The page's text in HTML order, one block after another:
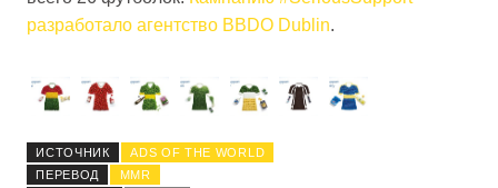
разработало агентство BBDO Dublin.
ИСТОЧНИК
ADS OF THE WORLD
ПЕРЕВОД
MMR